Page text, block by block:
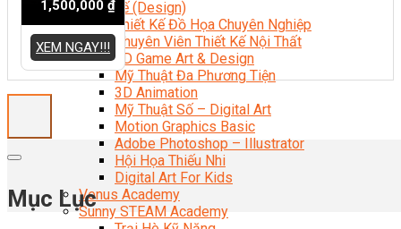
Thiết Kế (Design)
Thiết Kế Đồ Họa Chuyên Nghiệp
Chuyên Viên Thiết Kế Nội Thất
3D Game Art & Design
Mỹ Thuật Đa Phương Tiện
3D Animation
Mỹ Thuật Số – Digital Art
Motion Graphics Basic
Adobe Photoshop – Illustrator
Hội Họa Thiếu Nhi
Digital Art For Kids
Venus Academy
Sunny STEAM Academy
1,500,000 ₫
XEM NGAY!!!
Mục Lục